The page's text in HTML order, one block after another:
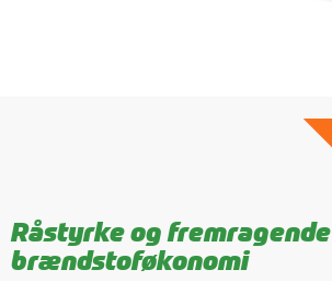
Råstyrke og fremragende
brændstoføkonomi